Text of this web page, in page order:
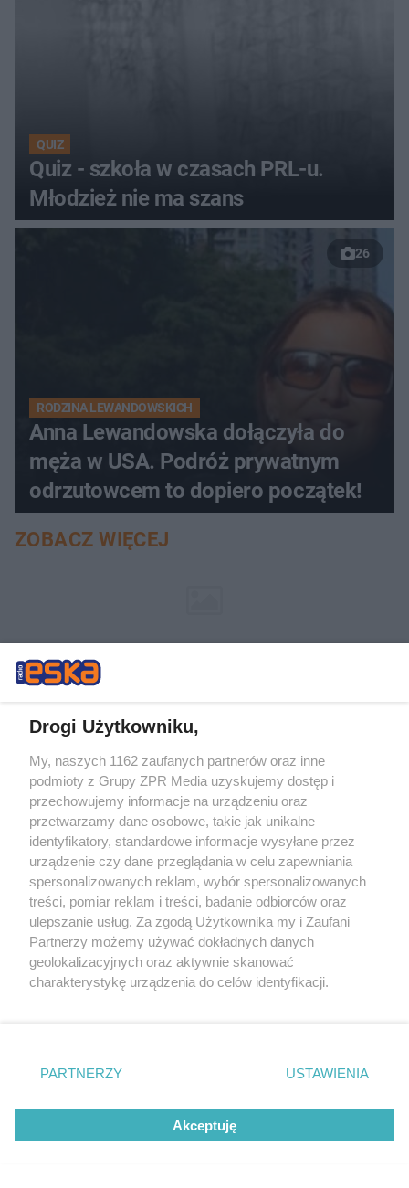
QUIZ
Quiz - szkoła w czasach PRL-u.
Młodzież nie ma szans
26
RODZINA LEWANDOWSKICH
Anna Lewandowska dołączyła do
męża w USA. Podróż prywatnym
odrzutowcem to dopiero początek!
ZOBACZ WIĘCEJ
Żaden utwór zamieszczony w serwisie nie może być powielany i
eksploatacji w jakiejkolwiek formie, włącznie z umieszczaniem w
Internecie bez pisemnej zgody właściciela praw. Jakiekolwiek użycie lub
wykorzystanie utworów w całości lub w części z naruszeniem prawa,
Drogi Użytkowniku,
My, naszych 1162 zaufanych partnerów oraz inne
podmioty z Grupy ZPR Media uzyskujemy dostęp i
przechowujemy informacje na urządzeniu oraz
przetwarzamy dane osobowe, takie jak unikalne
identyfikatory, standardowe informacje wysyłane przez
urządzenie czy dane przeglądania w celu zapewniania
spersonalizowanych reklam, wybór spersonalizowanych
treści, pomiar reklam i treści, badanie odbiorców oraz
ulepszanie usług. Za zgodą Użytkownika my i Zaufani
Partnerzy możemy używać dokładnych danych
geolokalizacyjnych oraz aktywnie skanować
charakterystykę urządzenia do celów identyfikacji.
zmienić/wycofać klikając przycisk ustawień prywatności
znajdujący się w lewym dolnym rogu strony
rodzaje przetwarzania danych nie wymagają zgody
użytkownika, ale masz prawo sprzeciwić się takiemu
przetwarzaniu. Preferencje będą miały zastosowanie tylko
PARTNERZY USTAWIENIA
Akceptuję